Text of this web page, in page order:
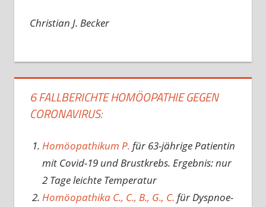
Christian J. Becker
6 FALLBERICHTE HOMÖOPATHIE GEGEN
CORONAVIRUS:
Homöopathikum P. für 63-jährige Patientin
mit Covid-19 und Brustkrebs. Ergebnis: nur
2 Tage leichte Temperatur
Homöopathika C., C., B., G., C. für Dyspnoe-